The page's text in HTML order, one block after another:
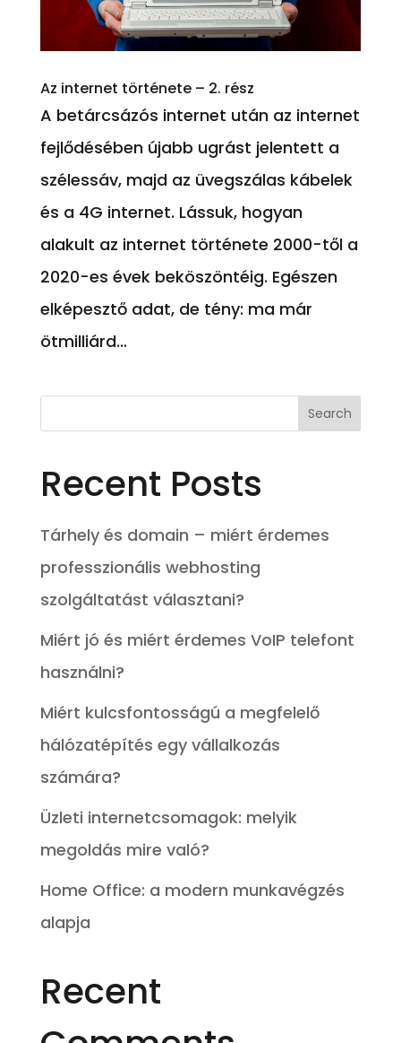
Az internet története – 2. rész
A betárcsázós internet után az internet
fejlődésében újabb ugrást jelentett a
szélessáv, majd az üvegszálas kábelek
és a 4G internet. Lássuk, hogyan
alakult az internet története 2000-től a
2020-es évek beköszöntéig. Egészen
elképesztő adat, de tény: ma már
ötmilliárd...
Recent Posts
Tárhely és domain – miért érdemes
professzionális webhosting
szolgáltatást választani?
Miért jó és miért érdemes VoIP telefont
használni?
Miért kulcsfontosságú a megfelelő
hálózatépítés egy vállalkozás
számára?
Üzleti internetcsomagok: melyik
megoldás mire való?
Home Office: a modern munkavégzés
alapja
Recent